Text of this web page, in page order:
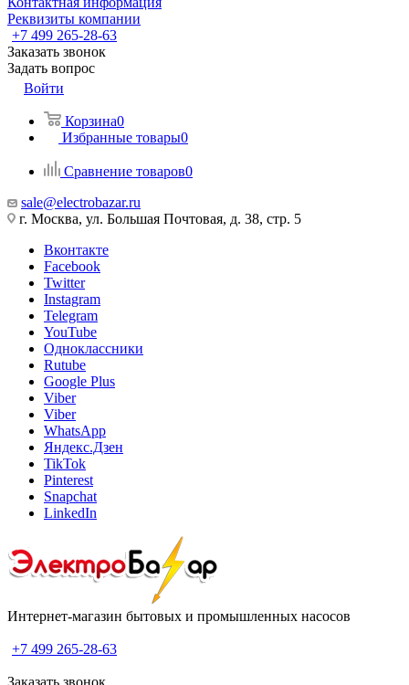
Реквизиты компании
+7 499 265-28-63
Заказать звонок
Задать вопрос
Войти
Корзина0
Избранные товары0
Сравнение товаров0
sale@electrobazar.ru
г. Москва, ул. Большая Почтовая, д. 38, стр. 5
Вконтакте
Facebook
Twitter
Instagram
Telegram
YouTube
Одноклассники
Rutube
Google Plus
Viber
Viber
WhatsApp
Яндекс.Дзен
TikTok
Pinterest
Snapchat
LinkedIn
Интернет-магазин бытовых и промышленных насосов
+7 499 265-28-63
Заказать звонок